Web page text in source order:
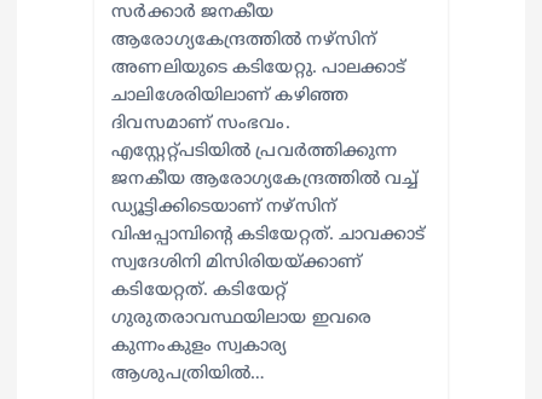
സര്‍ക്കാര്‍ ജനകീയ
ആരോഗ്യകേന്ദ്രത്തില്‍ നഴ്സിന്
അണലിയുടെ കടിയേറ്റു. പാലക്കാട്
ചാലിശേരിയിലാണ് കഴിഞ്ഞ
ദിവസമാണ് സംഭവം.
എസ്റ്റേറ്റ്പടിയില്‍ പ്രവര്‍ത്തിക്കുന്ന
ജനകീയ ആരോഗ്യകേന്ദ്രത്തില്‍ വച്ച്
ഡ്യൂട്ടിക്കിടെയാണ് നഴ്സിന്
വിഷപ്പാമ്പിന്റെ കടിയേറ്റത്. ചാവക്കാട്
സ്വദേശിനി മിസിരിയയ്ക്കാണ്
കടിയേറ്റത്. കടിയേറ്റ്
ഗുരുതരാവസ്ഥയിലായ ഇവരെ
കുന്നംകുളം സ്വകാര്യ
ആശുപത്രിയില്‍…